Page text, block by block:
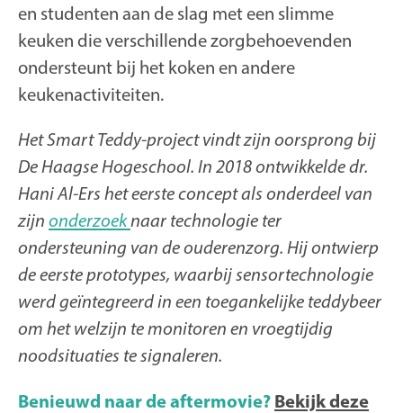
en studenten aan de slag met een slimme
keuken die verschillende zorgbehoevenden
ondersteunt bij het koken en andere
keukenactiviteiten.
Het Smart Teddy-project vindt zijn oorsprong bij
De Haagse Hogeschool. In 2018 ontwikkelde dr.
Hani Al-Ers het eerste concept als onderdeel van
zijn onderzoeknaar technologie ter
ondersteuning van de ouderenzorg. Hij ontwierp
de eerste prototypes, waarbij sensortechnologie
werd geïntegreerd in een toegankelijke teddybeer
om het welzijn te monitoren en vroegtijdig
noodsituaties te signaleren.
Benieuwd naar de aftermovie? Bekijk deze